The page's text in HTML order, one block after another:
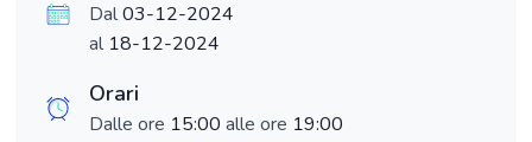
Dal03-12-2024
al18-12-2024
Orari
Dalle ore 15:00 alle ore 19:00